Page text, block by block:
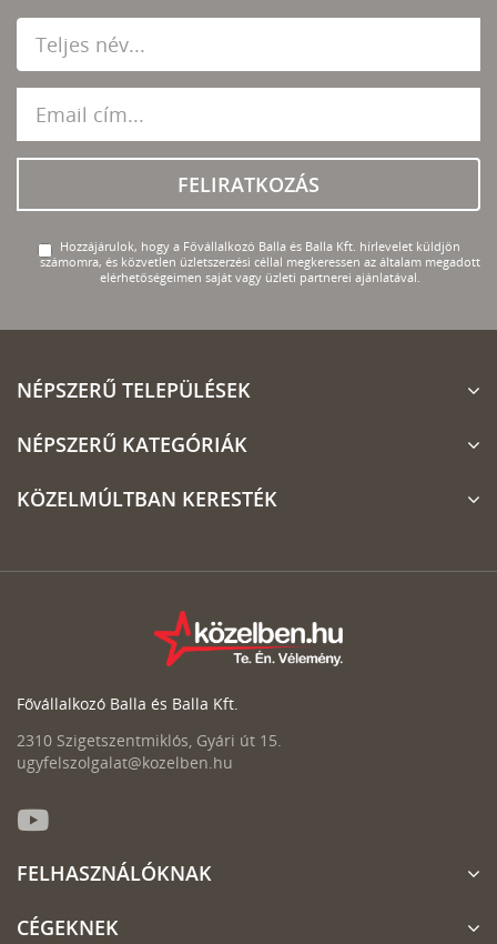
FELIRATKOZÁS
Hozzájárulok, hogy a Fővállalkozó Balla és Balla Kft. hírlevelet küldjön
számomra, és közvetlen üzletszerzési céllal megkeressen az általam megadott
elérhetőségeimen saját vagy üzleti partnerei ajánlatával.
NÉPSZERŰ TELEPÜLÉSEK
NÉPSZERŰ KATEGÓRIÁK
KÖZELMÚLTBAN KERESTÉK
Fővállalkozó Balla és Balla Kft.
2310 Szigetszentmiklós, Gyári út 15.
ugyfelszolgalat@kozelben.hu
FELHASZNÁLÓKNAK
CÉGEKNEK